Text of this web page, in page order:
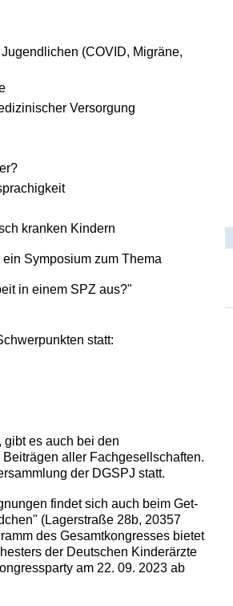
(COVID, Migräne,
Versorgung
kranken Kindern
Symposium zum Thema
in einem SPZ aus?"
statt:
gibt es auch bei den
aller Fachgesellschaften.
der DGSPJ statt.
findet sich auch beim Get-
(Lagerstraße 28b, 20357
des Gesamtkongresses bietet
der Deutschen Kinderärzte
am 22. 09. 2023 ab